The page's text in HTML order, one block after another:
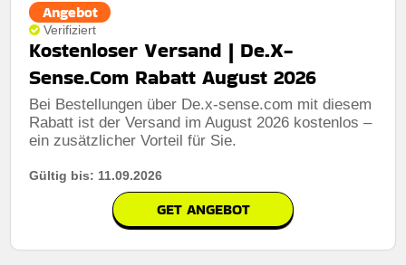
Angebot
Verifiziert
Kostenloser Versand | De.X-
Sense.Com Rabatt August 2026
Bei Bestellungen über De.x-sense.com mit diesem
Rabatt ist der Versand im August 2026 kostenlos –
ein zusätzlicher Vorteil für Sie.
Gültig bis: 11.09.2026
GET ANGEBOT